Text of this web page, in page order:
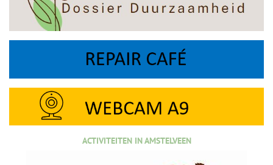
ACTIVITEITEN IN AMSTELVEEN